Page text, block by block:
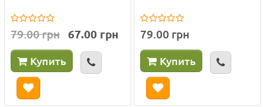
79.00 грн 67.00 грн
Купить
79.00 грн
Купить